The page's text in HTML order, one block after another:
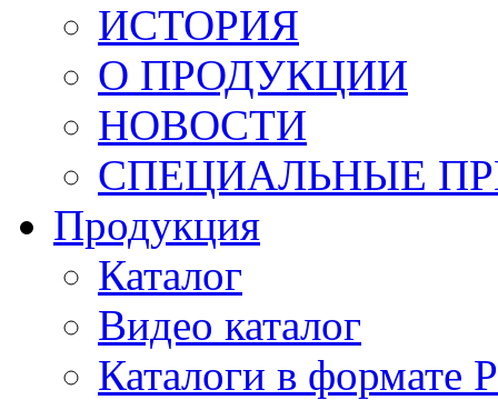
ИСТОРИЯ
О ПРОДУКЦИИ
НОВОСТИ
СПЕЦИАЛЬНЫЕ
Продукция
Каталог
Видео каталог
Каталоги в формате